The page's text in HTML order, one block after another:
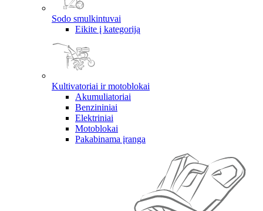
Sodo smulkintuvai
Eikite į kategoriją
Kultivatoriai ir motoblokai
Akumuliatoriai
Benzininiai
Elektriniai
Motoblokai
Pakabinama įranga